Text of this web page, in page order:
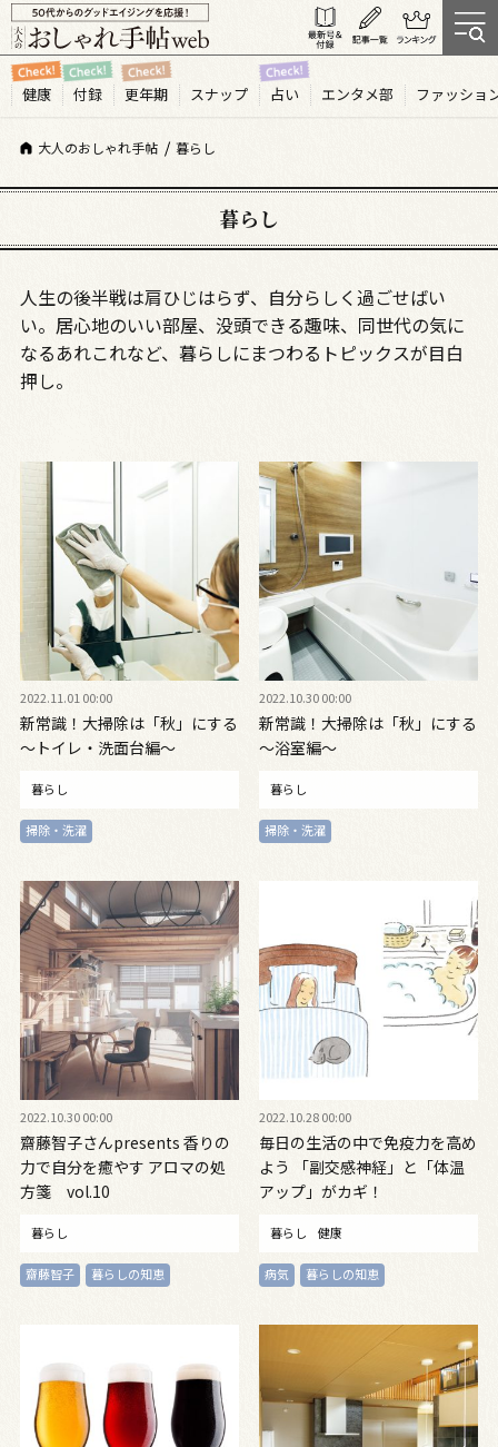
健康 付録 更年期 スナップ 占い エンタメ部 ファッショ
大人のおしゃれ手帖 暮らし
暮らし
人生の後半戦は肩ひじはらず、自分らしく過ごせばい
い。居心地のいい部屋、没頭できる趣味、同世代の気に
なるあれこれなど、暮らしにまつわるトピックスが目白
押し。
2022.11.01 00:00
新常識！大掃除は「秋」にする
〜トイレ・洗面台編〜
暮らし
掃除・洗濯
2022.10.30 00:00
新常識！大掃除は「秋」にする
〜浴室編〜
暮らし
掃除・洗濯
2022.10.30 00:00
齋藤智子さんpresents 香りの
力で自分を癒やす アロマの処
方箋 vol.10
暮らし
齋藤智子 暮らしの知恵
2022.10.28 00:00
毎日の生活の中で免疫力を高め
よう 「副交感神経」と「体温
アップ」がカギ！
暮らし 健康
病気 暮らしの知恵